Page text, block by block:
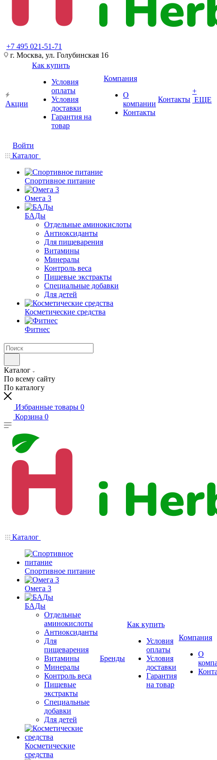
+7 495 021-51-71
г. Москва, ул. Голубинская 16
Акции
Как купить
Условия
оплаты
Условия
доставки
Гарантия на
товар
Компания
О
компании
Контакты
Контакты
+
ЕЩЕ
Войти
Каталог
Спортивное питание
Омега 3
БАДы
Отдельные аминокислоты
Антиоксиданты
Для пищеварения
Витамины
Минералы
Контроль веса
Пищевые экстракты
Специальные добавки
Для детей
Косметические средства
Фитнес
Каталог
По всему сайту
По каталогу
Избранные товары 0
Корзина 0
Каталог
Спортивное питание
Омега 3
БАДы
Отдельные
аминокислоты
Антиоксиданты
Для
пищеварения
Витамины
Минералы
Контроль веса
Пищевые
экстракты
Специальные
добавки
Для детей
Косметические
средства
Бренды
Как купить
Условия
оплаты
Условия
доставки
Гарантия
на товар
Компания
О